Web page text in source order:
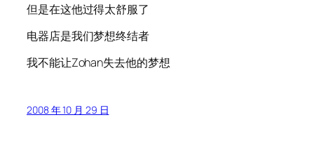
但是在这他过得太舒服了
电器店是我们梦想终结者
我不能让Zohan失去他的梦想
2008 年 10 月 29 日